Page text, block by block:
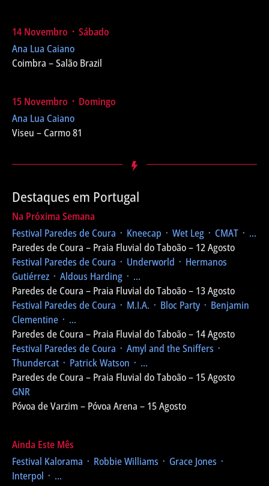
14 Novembro ᛫ Sábado
Ana Lua Caiano
Coimbra – Salão Brazil
15 Novembro ᛫ Domingo
Ana Lua Caiano
Viseu – Carmo 81
Destaques em Portugal
Na Próxima Semana
Festival Paredes de Coura ᛫ Kneecap ᛫ Wet Leg ᛫ CMAT ᛫ ...
Paredes de Coura – Praia Fluvial do Taboão – 12 Agosto
Festival Paredes de Coura ᛫ Underworld ᛫ Hermanos
Gutiérrez ᛫ Aldous Harding ᛫ ...
Paredes de Coura – Praia Fluvial do Taboão – 13 Agosto
Festival Paredes de Coura ᛫ M.I.A. ᛫ Bloc Party ᛫ Benjamin
Clementine ᛫ ...
Paredes de Coura – Praia Fluvial do Taboão – 14 Agosto
Festival Paredes de Coura ᛫ Amyl and the Sniffers ᛫
Thundercat ᛫ Patrick Watson ᛫ ...
Paredes de Coura – Praia Fluvial do Taboão – 15 Agosto
GNR
Póvoa de Varzim – Póvoa Arena – 15 Agosto
Ainda Este Mês
Festival Kalorama ᛫ Robbie Williams ᛫ Grace Jones ᛫
Interpol ᛫ ...